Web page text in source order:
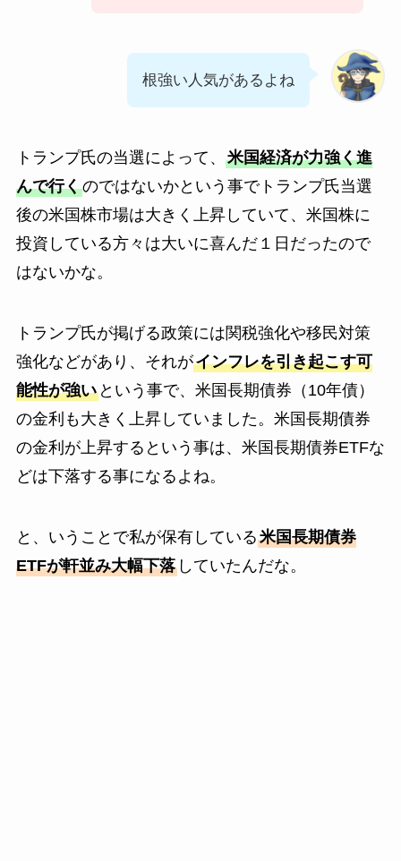
根強い人気があるよね
トランプ氏の当選によって、 米国経済が力強く進
んで行くのではないかという事でトランプ氏当選
後の米国株市場は大きく上昇していて、米国株に
投資している方々は大いに喜んだ１日だったので
はないかな。
トランプ氏が掲げる政策には関税強化や移民対策
強化などがあり、それがインフレを引き起こす可
能性が強いという事で、米国長期債券（10年債）
の金利も大きく上昇していました。米国長期債券
の金利が上昇するという事は、米国長期債券ETFな
どは下落する事になるよね。
と、いうことで私が保有している米国長期債券
ETFが軒並み大幅下落していたんだな。